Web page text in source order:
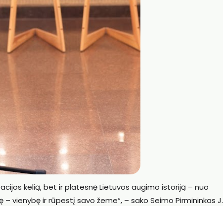
kelią, bet ir platesnę Lietuvos augimo istoriją – nuo
vienybę ir rūpestį savo žeme“, – sako Seimo Pirmininkas J.